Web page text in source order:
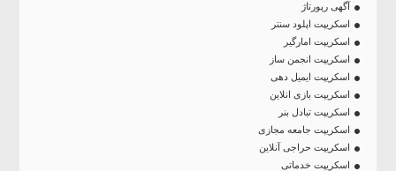
آگهی رپورتاژ
اسکریپت اپلود سنتر
اسکریپت امارگیر
اسکریپت انجمن ساز
اسکریپت ایمیل دهی
اسکریپت بازی انلاین
اسکریپت تبادل بنر
اسکریپت جامعه مجازی
اسکریپت حراجی آنلاین
اسکریپت خدماتی